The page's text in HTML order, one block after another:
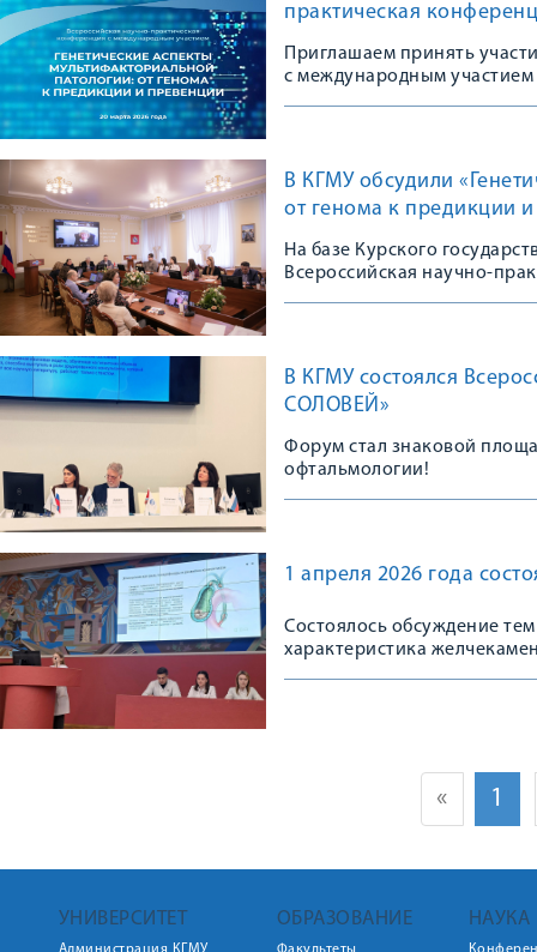
практическая
Приглашаем принять
с международным участием
В КГМУ обсудили
от генома к предикции
На базе Курского
Всероссийская научно-
В КГМУ состоялся
СОЛОВЕЙ»
Форум стал знаковой
офтальмологии!
1 апреля 2026 года
Состоялось обсуждение
характеристика
« 1
УНИВЕРСИТЕТ ОБРАЗОВАНИЕ НАУКА